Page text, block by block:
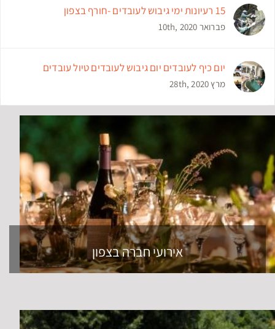
15 רעיונות ימי גיבוש לעובדים -חורף בצפון
פברואר 10th, 2020
יום כיף לעובדים יום גיבוש לעובדים טיול עובדים
מרץ 28th, 2020
אירועי חברה בצפון